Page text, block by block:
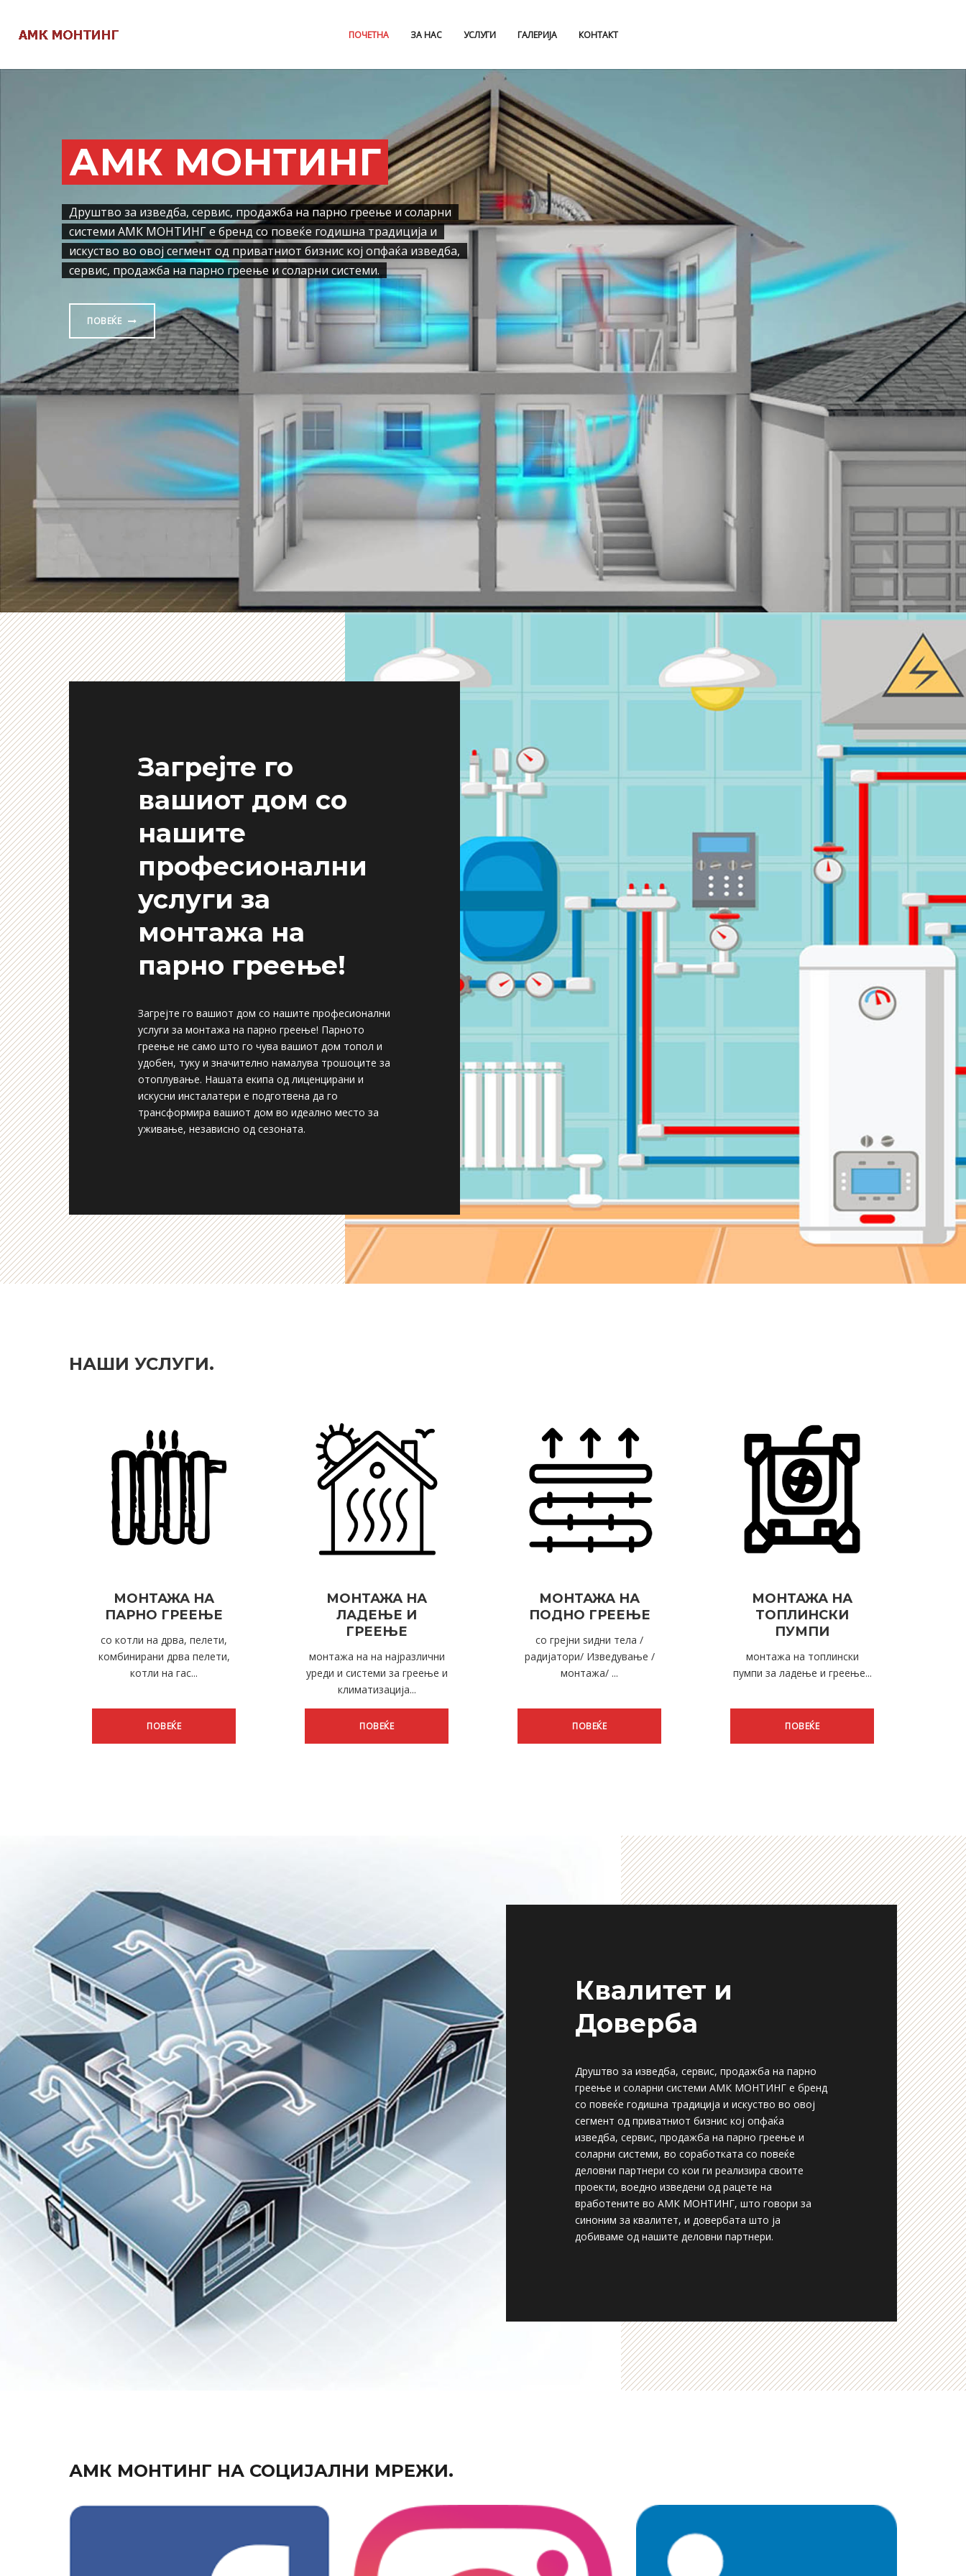
ПОЧЕТНА ЗА НАС УСЛУГИ ГАЛЕРИЈА КОНТАКТ
АМК МОНТИНГ
Друштво за изведба, сервис, продажба на парно греење и соларни
системи АМК МОНТИНГ e бренд со повеќе годишна традиција и
искуство во овој сегмент од приватниот бизнис кој опфаќа изведба,
сервис, продажба на парно греење и соларни системи.
ПОВЕЌЕ
Загрејте го
вашиот дом со
нашите
професионални
услуги за
монтажа на
парно греење!
Загрејте го вашиот дом со нашите професионални
услуги за монтажа на парно греење! Парното
греење не само што го чува вашиот дом топол и
удобен, туку и значително намалува трошоците за
отоплување. Нашата екипа од лиценцирани и
искусни инсталатери е подготвена да го
трансформира вашиот дом во идеално место за
уживање, независно од сезоната.
НАШИ УСЛУГИ.
МОНТАЖА НА
ПАРНО ГРЕЕЊЕ
со котли на дрва, пелети,
комбинирани дрва пелети,
котли на гас...
ПОВЕЌЕ
МОНТАЖА НА
ЛАДЕЊЕ И
ГРЕЕЊЕ
монтажа на на најразлични
уреди и системи за греење и
климатизација...
ПОВЕЌЕ
МОНТАЖА НА
ПОДНО ГРЕЕЊЕ
со грејни ѕидни тела /
радијатори/ Изведување /
монтажа/ ...
ПОВЕЌЕ
МОНТАЖА НА
ТОПЛИНСКИ
ПУМПИ
монтажа на топлински
пумпи за ладење и греење...
ПОВЕЌЕ
Квалитет и
Доверба
Друштво за изведба, сервис, продажба на парно
греење и соларни системи АМК МОНТИНГ e бренд
со повеќе годишна традиција и искуство во овој
сегмент од приватниот бизнис кој опфаќа
изведба, сервис, продажба на парно греење и
соларни системи, во соработката со повеќе
деловни партнери со кои ги реализира своите
проекти, воедно изведени од рацете на
вработените во АМК МОНТИНГ, што говори за
синоним за квалитет, и довербата што ја
добиваме од нашите деловни партнери.
АМК МОНТИНГ НА СОЦИЈАЛНИ МРЕЖИ.